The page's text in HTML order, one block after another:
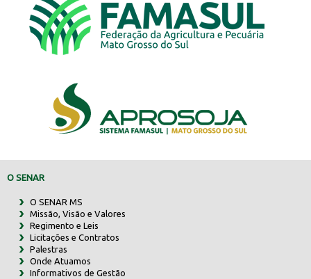
O SENAR
O SENAR MS
Missão, Visão e Valores
Regimento e Leis
Licitações e Contratos
Palestras
Onde Atuamos
Informativos de Gestão